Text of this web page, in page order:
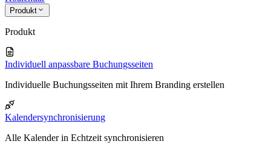
Produkt
Produkt
Individuell anpassbare Buchungsseiten
Individuelle Buchungsseiten mit Ihrem Branding erstellen
Kalendersynchronisierung
Alle Kalender in Echtzeit synchronisieren